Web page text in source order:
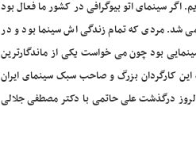
اگر سینمای اتو بیوگرافی در کشور ما فعال بود
می شد. مردی که تمام زندگی اش سینما بود و در
بود چون می خواست یکی از ماندگارترین
این کارگردان بزرگ و صاحب سبک سینمای ایران
درگذشت علی حاتمی با دکتر مصطفی جلالی